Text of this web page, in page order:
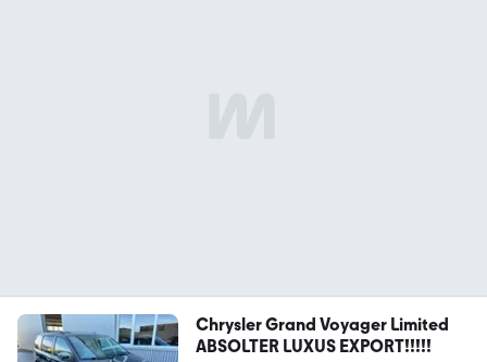
Chrysler Grand Voyager Limited
ABSOLTER LUXUS EXPORT!!!!!